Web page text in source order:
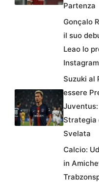
Partenza
Gonçalo
il suo
Leao lo
Suzuki al
essere
Juventus:
Strategia
Svelata
Calcio:
in